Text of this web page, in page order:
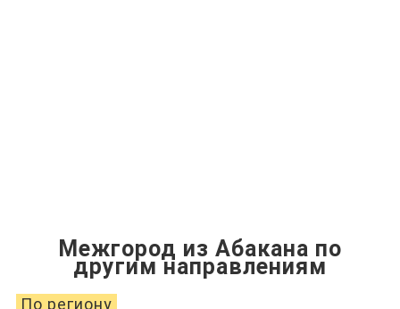
Межгород из Абакана по
другим направлениям
По региону